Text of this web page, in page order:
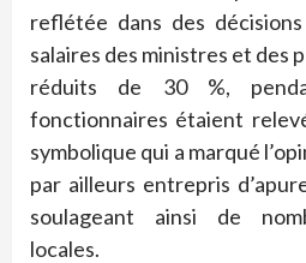
reflétée dans des
salaires des ministres et des
réduits de 30 %,
fonctionnaires étaient
symbolique qui a marqué
par ailleurs entrepris
soulageant ainsi de
locales.